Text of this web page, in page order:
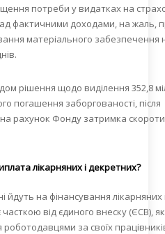
потреби у видатках на
фактичними доходами, на жаль,
матеріального забезпечення
рішення щодо виділення 352,8
погашення заборгованості, після
рахунок Фонду затримка
лікарняних і декретних?
йдуть на фінансування лікарняних
від єдиного внеску (ЄСВ),
роботодавцями за своїх